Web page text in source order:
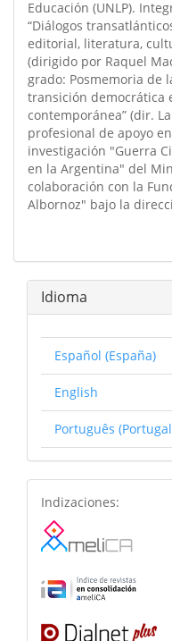
Educación (UNLP).
“Diálogos
editorial, literatura,
(dirigido por Raquel
grado: Posmemoria de
transición democrática
contemporánea” (dir.
profesional de apoyo
investigación "Guerra
en la Argentina" del
colaboración con la
Albornoz" bajo la
Idioma
Español (España)
English
Português
basesdedatos
Indizaciones: